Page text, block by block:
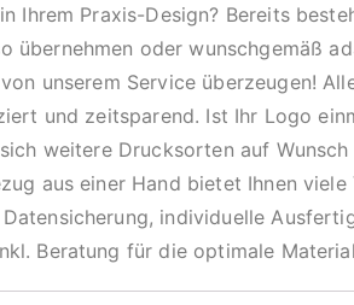
Ihrem Praxis-Design? Bereits
übernehmen oder wunschgemäß
unserem Service überzeugen!
und zeitsparend. Ist Ihr Logo
weitere Drucksorten auf
aus einer Hand bietet Ihnen
individuelle
Beratung für die optimale